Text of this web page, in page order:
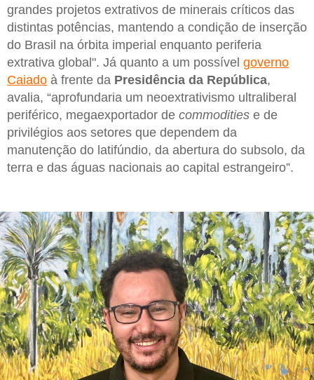
grandes projetos extrativos de minerais críticos das
distintas potências, mantendo a condição de inserção
do Brasil na órbita imperial enquanto periferia
extrativa global". Já quanto a um possível governo
Caiado à frente da Presidência da República,
avalia, “aprofundaria um neoextrativismo ultraliberal
periférico, megaexportador de commodities e de
privilégios aos setores que dependem da
manutenção do latifúndio, da abertura do subsolo, da
terra e das águas nacionais ao capital estrangeiro”.